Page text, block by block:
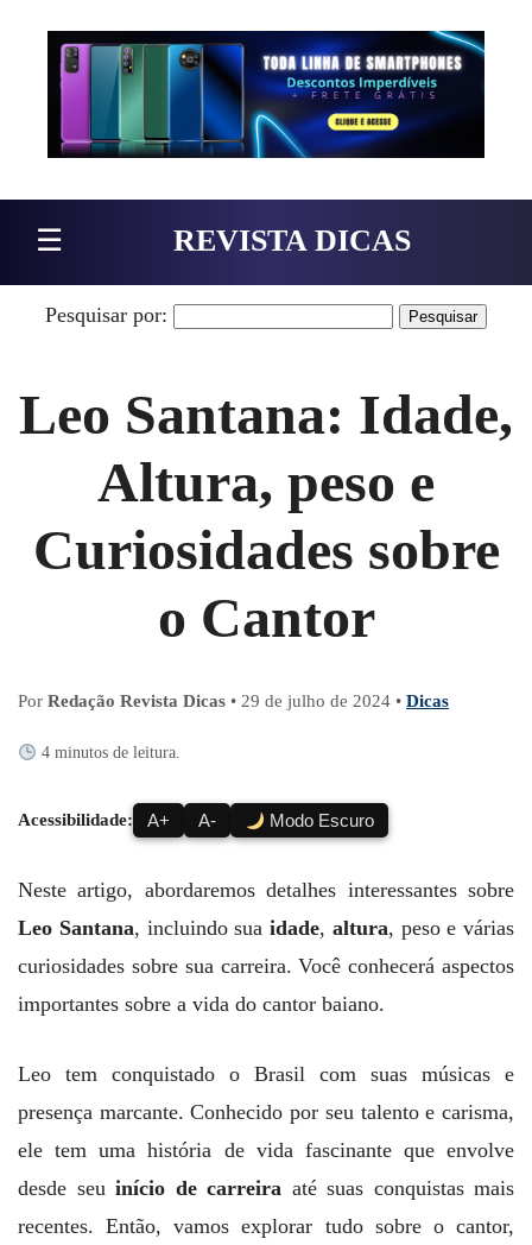
Pular para o conteúdo
☰ REVISTA DICAS
Pesquisar por:
Leo Santana: Idade,
Altura, peso e
Curiosidades sobre
o Cantor
Por Redação Revista Dicas • 29 de julho de 2024 • Dicas
4 minutos de leitura.
Acessibilidade: A+ A- Modo Escuro
Neste artigo, abordaremos detalhes interessantes sobre
Leo Santana, incluindo sua idade, altura, peso e várias
curiosidades sobre sua carreira. Você conhecerá aspectos
importantes sobre a vida do cantor baiano.
Leo tem conquistado o Brasil com suas músicas e
presença marcante. Conhecido por seu talento e carisma,
ele tem uma história de vida fascinante que envolve
desde seu início de carreira até suas conquistas mais
recentes. Então, vamos explorar tudo sobre o cantor,